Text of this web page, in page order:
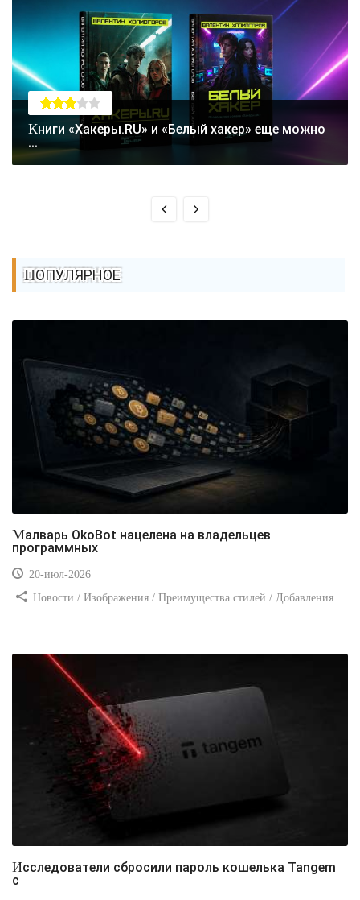
Книги «Хакеры.RU» и «Белый хакер» еще можно
...
ПОПУЛЯРНОЕ
Малварь OkoBot нацелена на владельцев
программных
20-июл-2026
Новости / Изображения / Преимущества стилей / Добавления
Исследователи сбросили пароль кошелька Tangem
с